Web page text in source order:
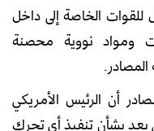
الخاصة إلى داخل
ومواد نووية محصنة
أن الرئيس الأمريكي
بعد بشأن تنفيذ أي تحرك